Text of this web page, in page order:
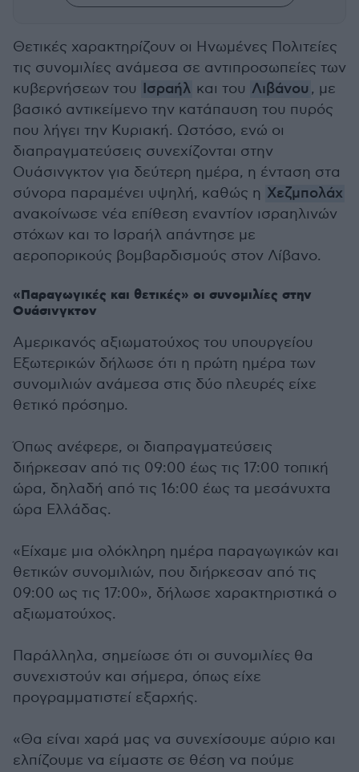
Θετικές χαρακτηρίζουν οι Ηνωμένες Πολιτείες
τις συνομιλίες ανάμεσα σε αντιπροσωπείες των
κυβερνήσεων του Ισραήλ και του Λιβάνου , με
βασικό αντικείμενο την κατάπαυση του πυρός
που λήγει την Κυριακή. Ωστόσο, ενώ οι
διαπραγματεύσεις συνεχίζονται στην
Ουάσινγκτον για δεύτερη ημέρα, η ένταση στα
σύνορα παραμένει υψηλή, καθώς η Χεζμπολάχ
ανακοίνωσε νέα επίθεση εναντίον ισραηλινών
στόχων και το Ισραήλ απάντησε με
αεροπορικούς βομβαρδισμούς στον Λίβανο.
«Παραγωγικές και θετικές» οι συνομιλίες στην
Ουάσινγκτον
Αμερικανός αξιωματούχος του υπουργείου
Εξωτερικών δήλωσε ότι η πρώτη ημέρα των
συνομιλιών ανάμεσα στις δύο πλευρές είχε
θετικό πρόσημο.
Όπως ανέφερε, οι διαπραγματεύσεις
διήρκεσαν από τις 09:00 έως τις 17:00 τοπική
ώρα, δηλαδή από τις 16:00 έως τα μεσάνυχτα
ώρα Ελλάδας.
«Είχαμε μια ολόκληρη ημέρα παραγωγικών και
θετικών συνομιλιών, που διήρκεσαν από τις
09:00 ως τις 17:00», δήλωσε χαρακτηριστικά ο
αξιωματούχος.
Παράλληλα, σημείωσε ότι οι συνομιλίες θα
συνεχιστούν και σήμερα, όπως είχε
προγραμματιστεί εξαρχής.
«Θα είναι χαρά μας να συνεχίσουμε αύριο και
ελπίζουμε να είμαστε σε θέση να πούμε